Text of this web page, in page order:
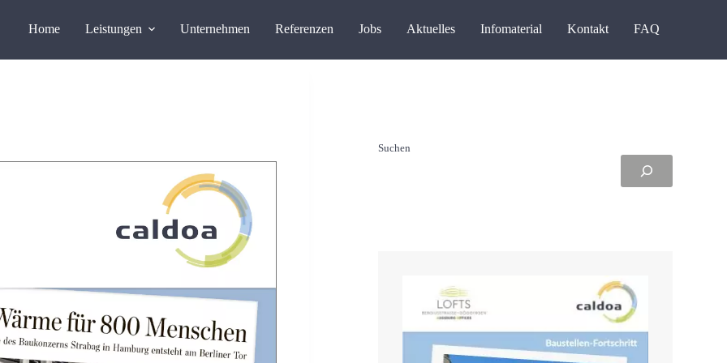
Home Leistungen Unternehmen Referenzen Jobs Aktuelles Infomaterial Kontakt FAQ
Suchen